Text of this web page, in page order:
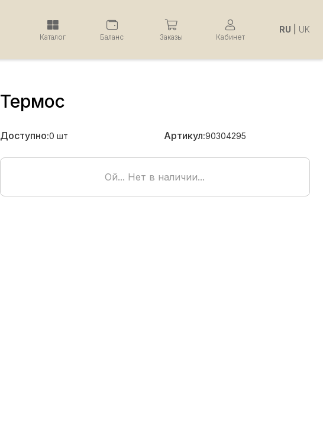
Каталог Баланс Заказы Кабинет
RU UK
Термос
Доступно:0 шт Артикул:90304295
Ой... Нет в наличии...